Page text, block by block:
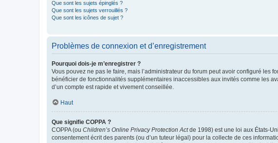
Que sont les sujets épinglés ?
Que sont les sujets verrouillés ?
Que sont les icônes de sujet ?
Problèmes de connexion et d’enregistrement
Pourquoi dois-je m’enregistrer ?
Vous pouvez ne pas le faire, mais l’administrateur du forum peut avoir configuré les
bénéficier de fonctionnalités supplémentaires inaccessibles aux invités comme les
d’un compte est rapide et vivement conseillée.
Haut
Que signifie COPPA ?
COPPA (ou Children’s Online Privacy Protection Actde 1998) est une loi aux États-
consentement écrit des parents (ou d’un tuteur légal) pour la collecte de ces